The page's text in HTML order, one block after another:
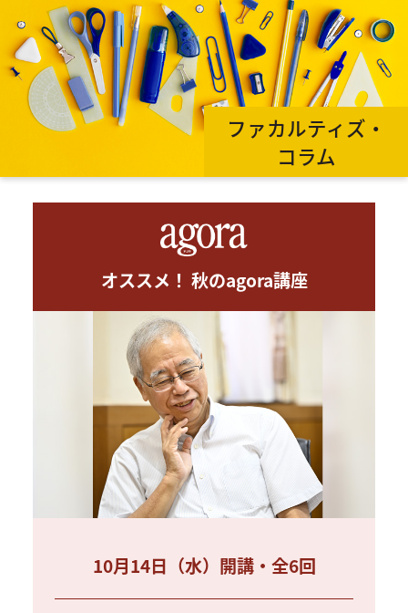
ファカルティズ・
コラム
オススメ！ 秋のagora講座
10月14日（水）開講・全6回